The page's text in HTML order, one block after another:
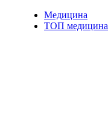
Медицина
ТОП медицина